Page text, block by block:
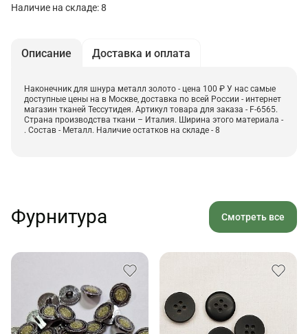
Наличие на складе: 8
Описание Доставка и оплата
Наконечник для шнура металл золото - цена 100 ₽ У нас самые
доступные цены на в Москве, доставка по всей России - интернет
магазин тканей Тессутидея. Артикул товара для заказа - F-6565.
Страна производства ткани – Италия. Ширина этого материала -
. Состав - Металл. Наличие остатков на складе - 8
Фурнитура Смотреть все